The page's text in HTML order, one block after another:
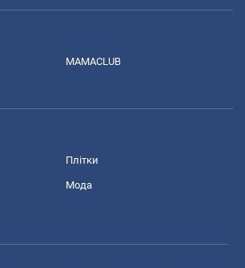
MAMACLUB
Плітки
Мода